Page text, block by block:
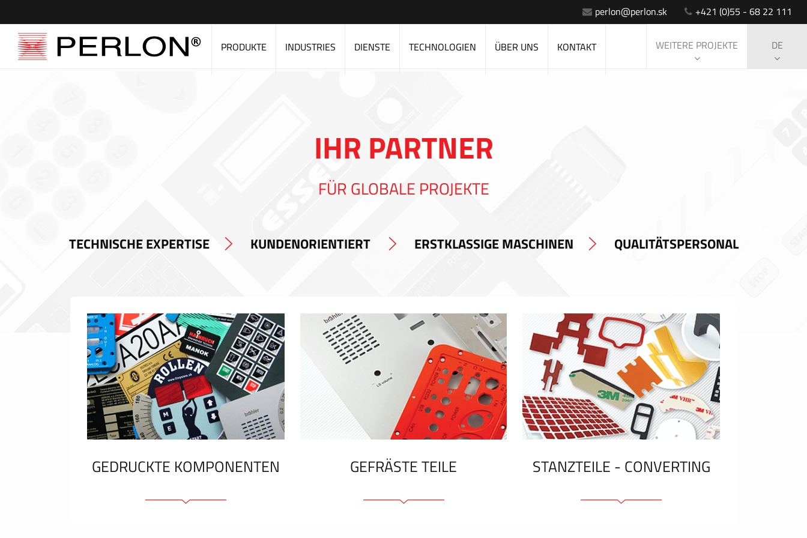
perlon@perlon.sk +421 (0)55 - 68 22 111
PRODUKTE INDUSTRIES DIENSTE TECHNOLOGIEN ÜBER UNS KONTAKT WEITERE PROJEKTE DE
IHR PARTNER
FÜR GLOBALE PROJEKTE
TECHNISCHE EXPERTISE KUNDENORIENTIERT ERSTKLASSIGE MASCHINEN QUALITÄTSPERSONAL
GEDRUCKTE KOMPONENTEN GEFRÄSTE TEILE STANZTEILE - CONVERTING